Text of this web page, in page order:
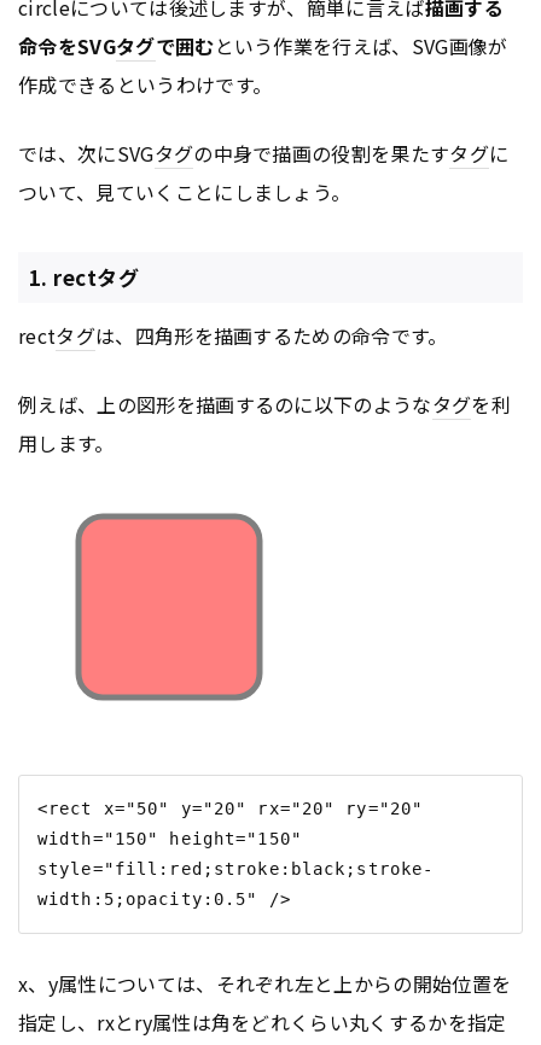
circleについては後述しますが、簡単に言えば描画する
命令をSVGタグで囲むという作業を行えば、SVG画像が
作成できるというわけです。
では、次にSVGタグの中身で描画の役割を果たすタグに
ついて、見ていくことにしましょう。
1. rectタグ
rectタグは、四角形を描画するための命令です。
例えば、上の図形を描画するのに以下のようなタグを利
用します。
<rect x="50" y="20" rx="20" ry="20"
width="150" height="150"
style="fill:red;stroke:black;stroke-
x、y属性については、それぞれ左と上からの開始位置を
指定し、rxとry属性は角をどれくらい丸くするかを指定